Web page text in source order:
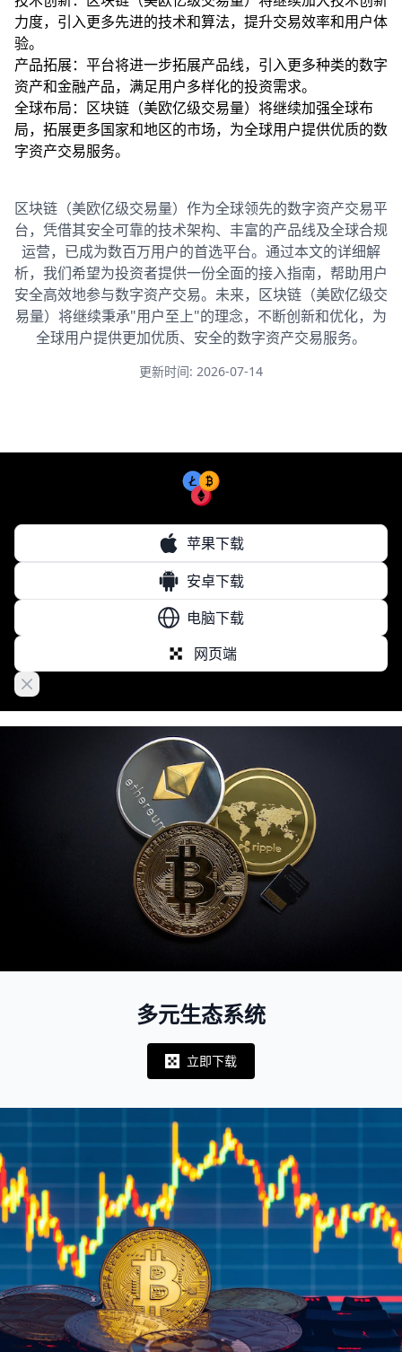
力度，引入更多先进的技术和算法，提升交易效率和用户体
验。
产品拓展：平台将进一步拓展产品线，引入更多种类的数字
资产和金融产品，满足用户多样化的投资需求。
全球布局：区块链（美欧亿级交易量）将继续加强全球布
局，拓展更多国家和地区的市场，为全球用户提供优质的数
字资产交易服务。
区块链（美欧亿级交易量）作为全球领先的数字资产交易平
台，凭借其安全可靠的技术架构、丰富的产品线及全球合规
运营，已成为数百万用户的首选平台。通过本文的详细解
析，我们希望为投资者提供一份全面的接入指南，帮助用户
安全高效地参与数字资产交易。未来，区块链（美欧亿级交
易量）将继续秉承"用户至上"的理念，不断创新和优化，为
全球用户提供更加优质、安全的数字资产交易服务。
更新时间: 2026-07-14
苹果下载
安卓下载
电脑下载
网页端
Close banner
多元生态系统
Notifications
立即下载